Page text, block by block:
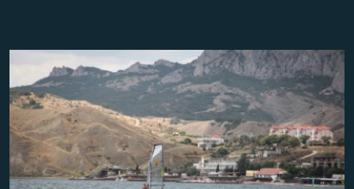
Հայերեն
English
Русский
Все сайты Радио Азатутюн